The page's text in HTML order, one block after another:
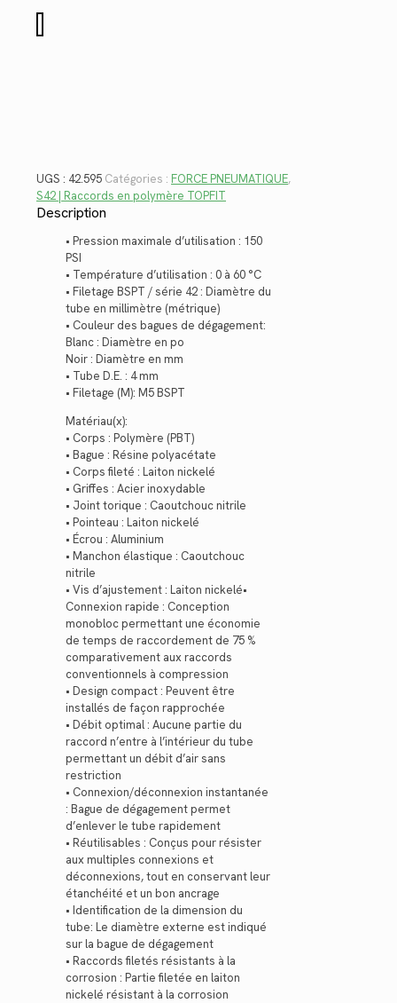
de
UGS : 42.595 Catégories : FORCE PNEUMATIQUE,
S42 | Raccords en polymère TOPFIT
Description
• Pression maximale d’utilisation : 150
PSI
• Température d’utilisation : 0 à 60 °C
• Filetage BSPT / série 42 : Diamètre du
tube en millimètre (métrique)
• Couleur des bagues de dégagement:
Blanc : Diamètre en po
Noir : Diamètre en mm
• Tube D.E. : 4 mm
• Filetage (M): M5 BSPT
Matériau(x):
• Corps : Polymère (PBT)
• Bague : Résine polyacétate
• Corps fileté : Laiton nickelé
• Griffes : Acier inoxydable
• Joint torique : Caoutchouc nitrile
• Pointeau : Laiton nickelé
• Écrou : Aluminium
• Manchon élastique : Caoutchouc
nitrile
• Vis d’ajustement : Laiton nickelé•
Connexion rapide : Conception
monobloc permettant une économie
de temps de raccordement de 75 %
comparativement aux raccords
conventionnels à compression
• Design compact : Peuvent être
installés de façon rapprochée
• Débit optimal : Aucune partie du
raccord n’entre à l’intérieur du tube
permettant un débit d’air sans
restriction
• Connexion/déconnexion instantanée
: Bague de dégagement permet
d’enlever le tube rapidement
• Réutilisables : Conçus pour résister
aux multiples connexions et
déconnexions, tout en conservant leur
étanchéité et un bon ancrage
• Identification de la dimension du
tube: Le diamètre externe est indiqué
sur la bague de dégagement
• Raccords filetés résistants à la
corrosion : Partie filetée en laiton
nickelé résistant à la corrosion